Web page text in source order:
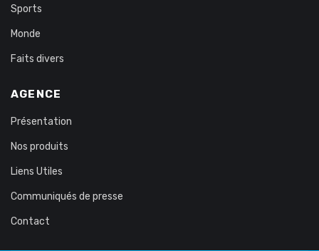
Sports
Monde
Faits divers
AGENCE
Présentation
Nos produits
Liens Utiles
Communiqués de presse
Contact